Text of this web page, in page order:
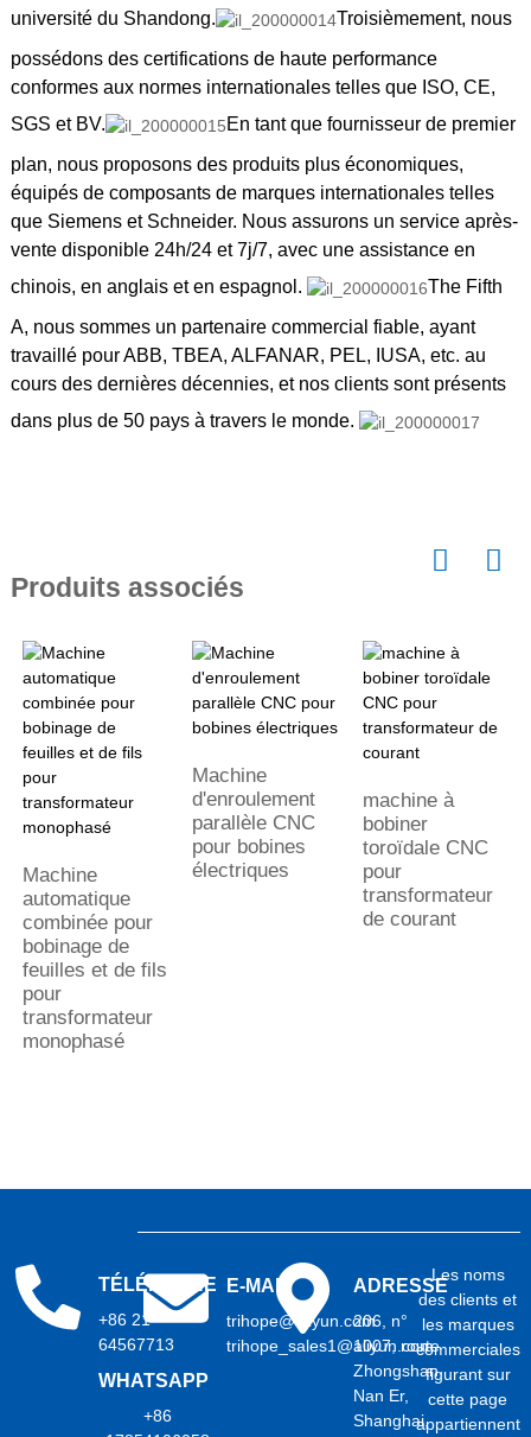
université du Shandong.
Troisièmement, nous
possédons des certifications de haute performance
conformes aux normes internationales telles que ISO, CE,
SGS et BV.
En tant que fournisseur de premier
plan, nous proposons des produits plus économiques,
équipés de composants de marques internationales telles
que Siemens et Schneider. Nous assurons un service après-
vente disponible 24h/24 et 7j/7, avec une assistance en
chinois, en anglais et en espagnol.
The Fifth
A, nous sommes un partenaire commercial fiable, ayant
travaillé pour ABB, TBEA, ALFANAR, PEL, IUSA, etc. au
cours des dernières décennies, et nos clients sont présents
dans plus de 50 pays à travers le monde.
Produits associés
Machine
automatique
combinée pour
bobinage de
feuilles et de fils
pour
transformateur
monophasé
Machine
d'enroulement
parallèle CNC
pour bobines
électriques
machine à
bobiner
toroïdale CNC
pour
transformateur
de courant
TÉLÉPHONE
+86 21
64567713
WHATSAPP
+86
E-MAIL
trihope@aliyun.com
trihope_sales1@aliyun.com
ADRESSE
206, n°
1007, route
Zhongshan
Nan Er,
Shanghai,
Les noms
des clients et
les marques
commerciales
figurant sur
cette page
appartiennent